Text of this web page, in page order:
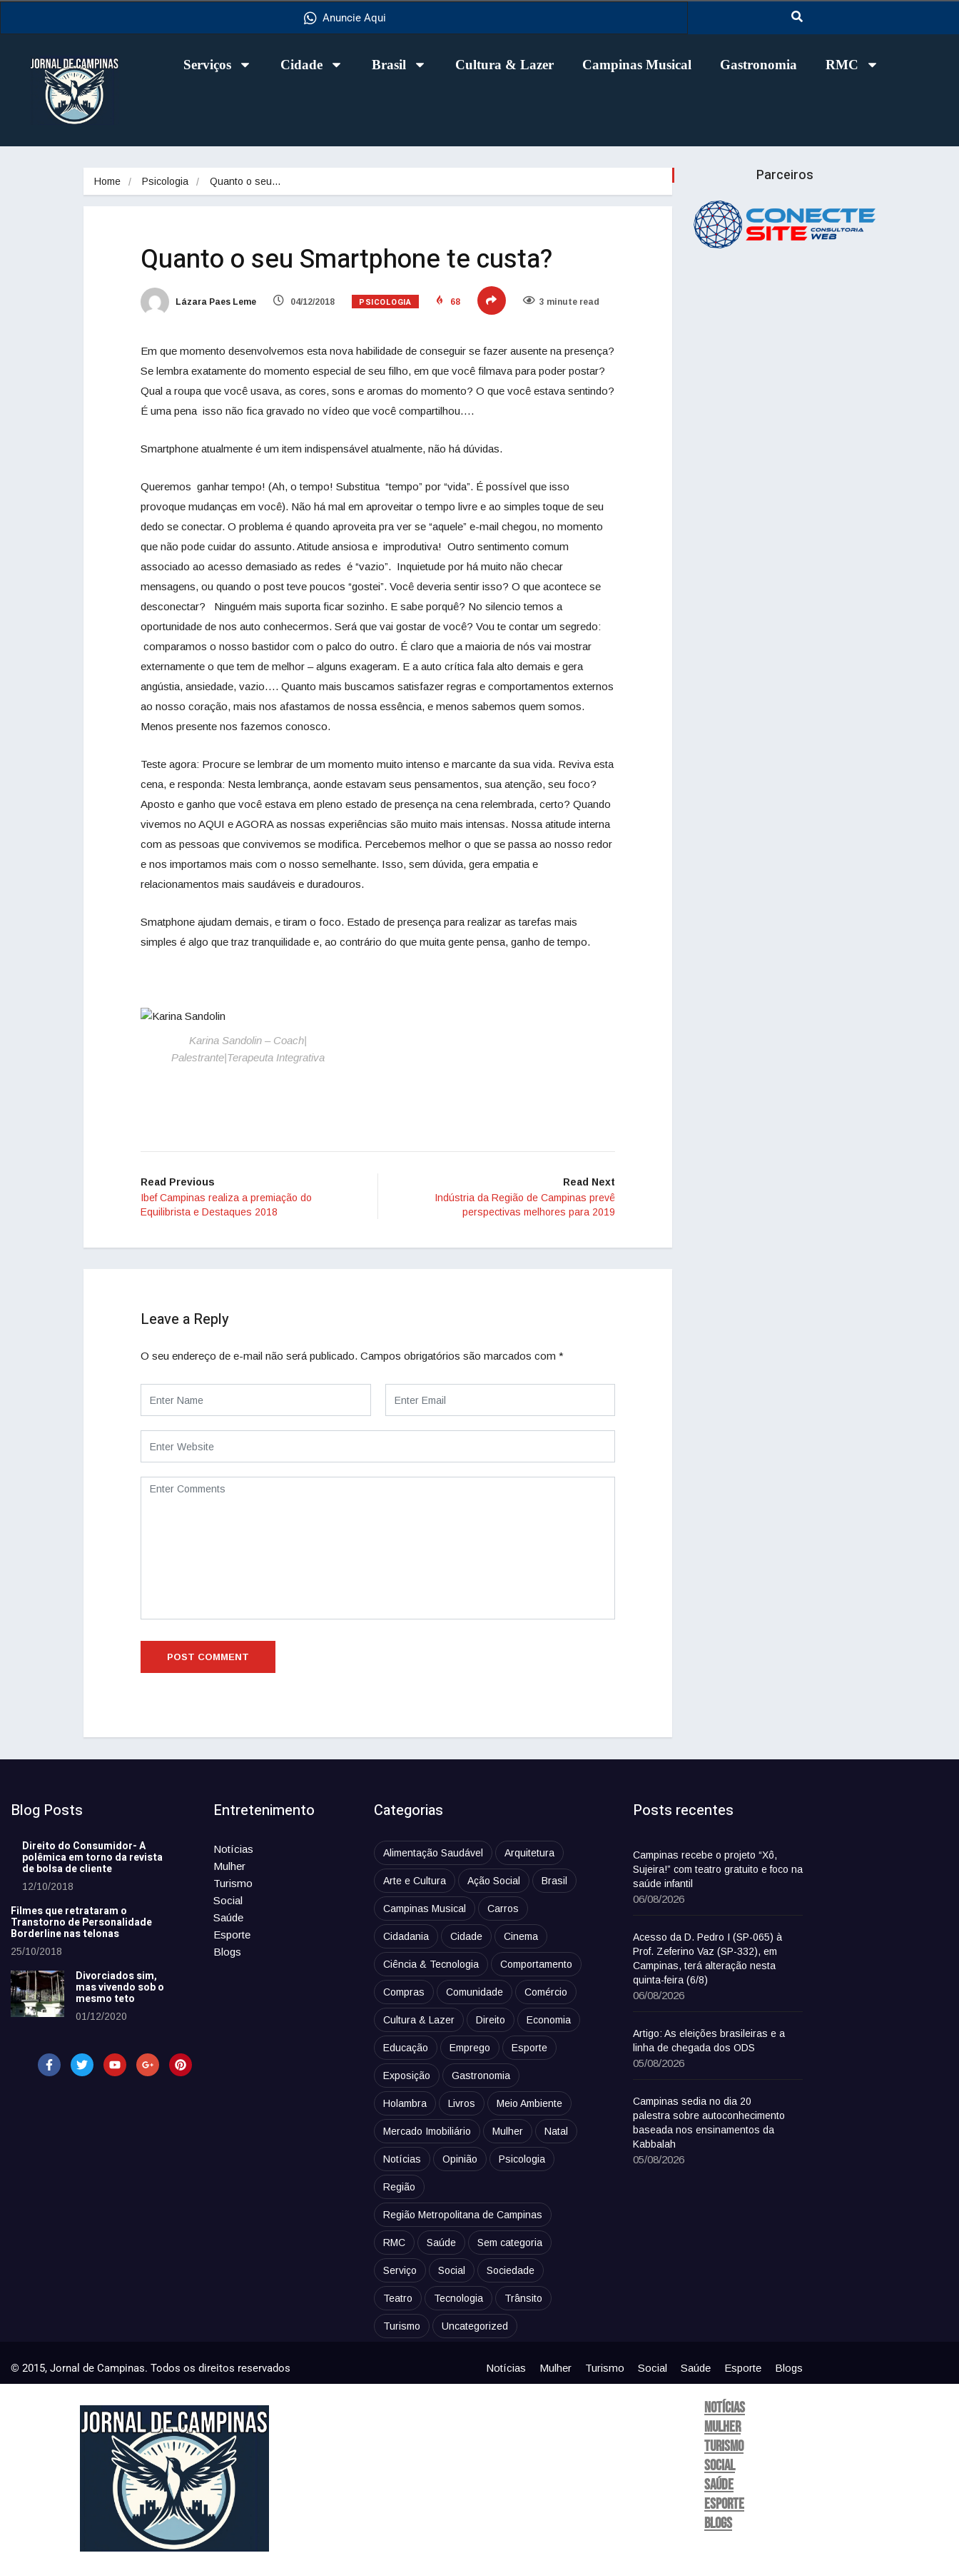
Anuncie Aqui
Serviços Cidade Brasil Cultura & Lazer Campinas Musical Gastronomia RMC
Home Psicologia Quanto o seu…
Quanto o seu Smartphone te custa?
Lázara Paes Leme 04/12/2018 PSICOLOGIA 68 3 minute read
Em que momento desenvolvemos esta nova habilidade de conseguir se fazer ausente na presença?
Se lembra exatamente do momento especial de seu filho, em que você filmava para poder postar?
Qual a roupa que você usava, as cores, sons e aromas do momento? O que você estava sentindo?
É uma pena isso não fica gravado no vídeo que você compartilhou….
Smartphone atualmente é um item indispensável atualmente, não há dúvidas.
Queremos ganhar tempo! (Ah, o tempo! Substitua “tempo” por “vida”. É possível que isso
provoque mudanças em você). Não há mal em aproveitar o tempo livre e ao simples toque de seu
dedo se conectar. O problema é quando aproveita pra ver se “aquele” e-mail chegou, no momento
que não pode cuidar do assunto. Atitude ansiosa e improdutiva! Outro sentimento comum
associado ao acesso demasiado as redes é “vazio”. Inquietude por há muito não checar
mensagens, ou quando o post teve poucos “gostei”. Você deveria sentir isso? O que acontece se
desconectar? Ninguém mais suporta ficar sozinho. E sabe porquê? No silencio temos a
oportunidade de nos auto conhecermos. Será que vai gostar de você? Vou te contar um segredo:
comparamos o nosso bastidor com o palco do outro. É claro que a maioria de nós vai mostrar
externamente o que tem de melhor – alguns exageram. E a auto crítica fala alto demais e gera
angústia, ansiedade, vazio…. Quanto mais buscamos satisfazer regras e comportamentos externos
ao nosso coração, mais nos afastamos de nossa essência, e menos sabemos quem somos.
Menos presente nos fazemos conosco.
Teste agora: Procure se lembrar de um momento muito intenso e marcante da sua vida. Reviva esta
cena, e responda: Nesta lembrança, aonde estavam seus pensamentos, sua atenção, seu foco?
Aposto e ganho que você estava em pleno estado de presença na cena relembrada, certo? Quando
vivemos no AQUI e AGORA as nossas experiências são muito mais intensas. Nossa atitude interna
com as pessoas que convivemos se modifica. Percebemos melhor o que se passa ao nosso redor
e nos importamos mais com o nosso semelhante. Isso, sem dúvida, gera empatia e
relacionamentos mais saudáveis e duradouros.
Smatphone ajudam demais, e tiram o foco. Estado de presença para realizar as tarefas mais
simples é algo que traz tranquilidade e, ao contrário do que muita gente pensa, ganho de tempo.
Karina Sandolin – Coach|
Palestrante|Terapeuta Integrativa
Read Previous
Ibef Campinas realiza a premiação do
Equilibrista e Destaques 2018
Read Next
Indústria da Região de Campinas prevê
perspectivas melhores para 2019
Leave a Reply
O seu endereço de e-mail não será publicado. Campos obrigatórios são marcados com *
Parceiros
Blog Posts
Direito do Consumidor- A
polêmica em torno da revista
de bolsa de cliente
12/10/2018
Filmes que retrataram o
Transtorno de Personalidade
Borderline nas telonas
25/10/2018
Divorciados sim,
mas vivendo sob o
mesmo teto
01/12/2020
Entretenimento
Notícias
Mulher
Turismo
Social
Saúde
Esporte
Blogs
Categorias
Alimentação Saudável Arquitetura
Arte e Cultura Ação Social Brasil
Campinas Musical Carros
Cidadania Cidade Cinema
Ciência & Tecnologia Comportamento
Compras Comunidade Comércio
Cultura & Lazer Direito Economia
Educação Emprego Esporte
Exposição Gastronomia
Holambra Livros Meio Ambiente
Mercado Imobiliário Mulher Natal
Notícias Opinião Psicologia
Região
Região Metropolitana de Campinas
RMC Saúde Sem categoria
Serviço Social Sociedade
Teatro Tecnologia Trânsito
Turismo Uncategorized
Posts recentes
Campinas recebe o projeto “Xô,
Sujeira!” com teatro gratuito e foco na
saúde infantil
06/08/2026
Acesso da D. Pedro I (SP-065) à
Prof. Zeferino Vaz (SP-332), em
Campinas, terá alteração nesta
quinta-feira (6/8)
06/08/2026
Artigo: As eleições brasileiras e a
linha de chegada dos ODS
05/08/2026
Campinas sedia no dia 20
palestra sobre autoconhecimento
baseada nos ensinamentos da
Kabbalah
05/08/2026
© 2015, Jornal de Campinas. Todos os direitos reservados Notícias Mulher Turismo Social Saúde Esporte Blogs
Notícias
Mulher
Turismo
Social
Saúde
Esporte
Blogs